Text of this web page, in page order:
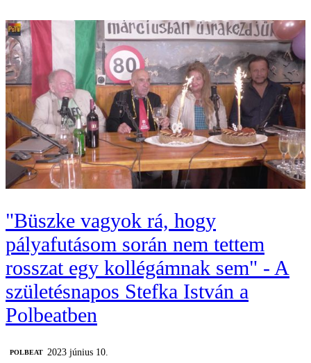
"Büszke vagyok rá, hogy
pályafutásom során nem tettem
rosszat egy kollégámnak sem" - A
születésnapos Stefka István a
Polbeatben
‎POLBEAT
2023 június 10.